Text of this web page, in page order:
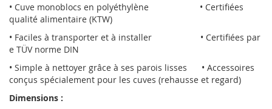
• Cuve monoblocs en polyéthylène • Certifiées
qualité alimentaire (KTW)
• Faciles à transporter et à installer • Certifiées par
e TÜV norme DIN
• Simple à nettoyer grâce à ses parois lisses • Accessoires
conçus spécialement pour les cuves (rehausse et regard)
Dimensions :